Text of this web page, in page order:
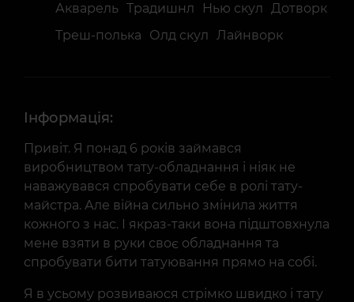
Акварель Традишнл Нью скул Дотворк
Треш-полька
Олд скул Лайнворк
Інформація:
Привіт. Я понад 6 років займався
виробництвом тату-обладнання і ніяк не
наважувався спробувати себе в ролі тату-
майстра. Але війна сильно змінила життя
кожного з нас. І якраз-таки вона підштовхнула
мене взяти в руки своє обладнання та
спробувати бити татуювання прямо на собі.
Я в усьому розвиваюся стрімко швидко і тату